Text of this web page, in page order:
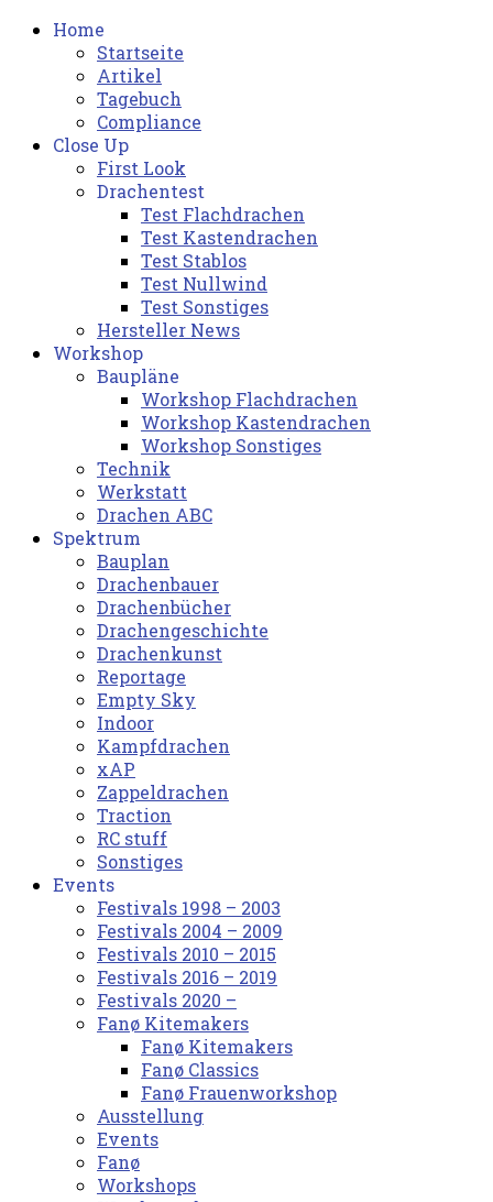
Home
Startseite
Artikel
Tagebuch
Compliance
Close Up
First Look
Drachentest
Test Flachdrachen
Test Kastendrachen
Test Stablos
Test Nullwind
Test Sonstiges
Hersteller News
Workshop
Baupläne
Workshop Flachdrachen
Workshop Kastendrachen
Workshop Sonstiges
Technik
Werkstatt
Drachen ABC
Spektrum
Bauplan
Drachenbauer
Drachenbücher
Drachengeschichte
Drachenkunst
Reportage
Empty Sky
Indoor
Kampfdrachen
xAP
Zappeldrachen
Traction
RC stuff
Sonstiges
Events
Festivals 1998 – 2003
Festivals 2004 – 2009
Festivals 2010 – 2015
Festivals 2016 – 2019
Festivals 2020 –
Fanø Kitemakers
Fanø Kitemakers
Fanø Classics
Fanø Frauenworkshop
Ausstellung
Events
Fanø
Workshops